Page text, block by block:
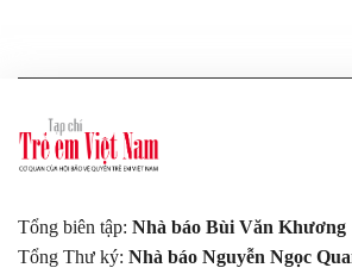
Tổng biên tập: Nhà báo Bùi Văn Khương
Tổng Thư ký: Nhà báo Nguyễn Ngọc